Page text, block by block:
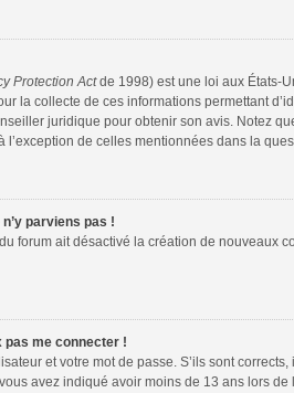
Protection Actde 1998) est une loi aux États-
la collecte de ces informations permettant
juridique pour obtenir son avis. Notez
l’exception de celles mentionnées dans la
parviens pas !
forum ait désactivé la création de
pas me connecter !
et votre mot de passe. S’ils sont
avez indiqué avoir moins de 13 ans lors